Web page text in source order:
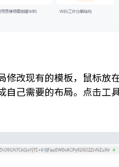
改现有的模板，鼠标放
己需要的布局。点击工